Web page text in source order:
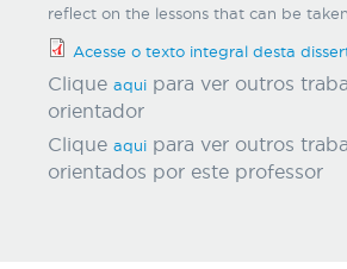
reflect on the lessons that can be taken.
Acesse o texto integral desta
Clique aqui para ver outros
orientador
Clique aqui para ver outros
orientados por este professor